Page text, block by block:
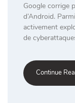
Google corrige
d’Android.
activement
de
Continue